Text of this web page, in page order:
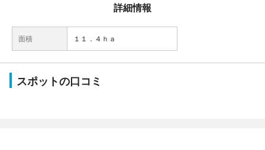
詳細情報
面積 １１．４ｈａ
スポットの口コミ